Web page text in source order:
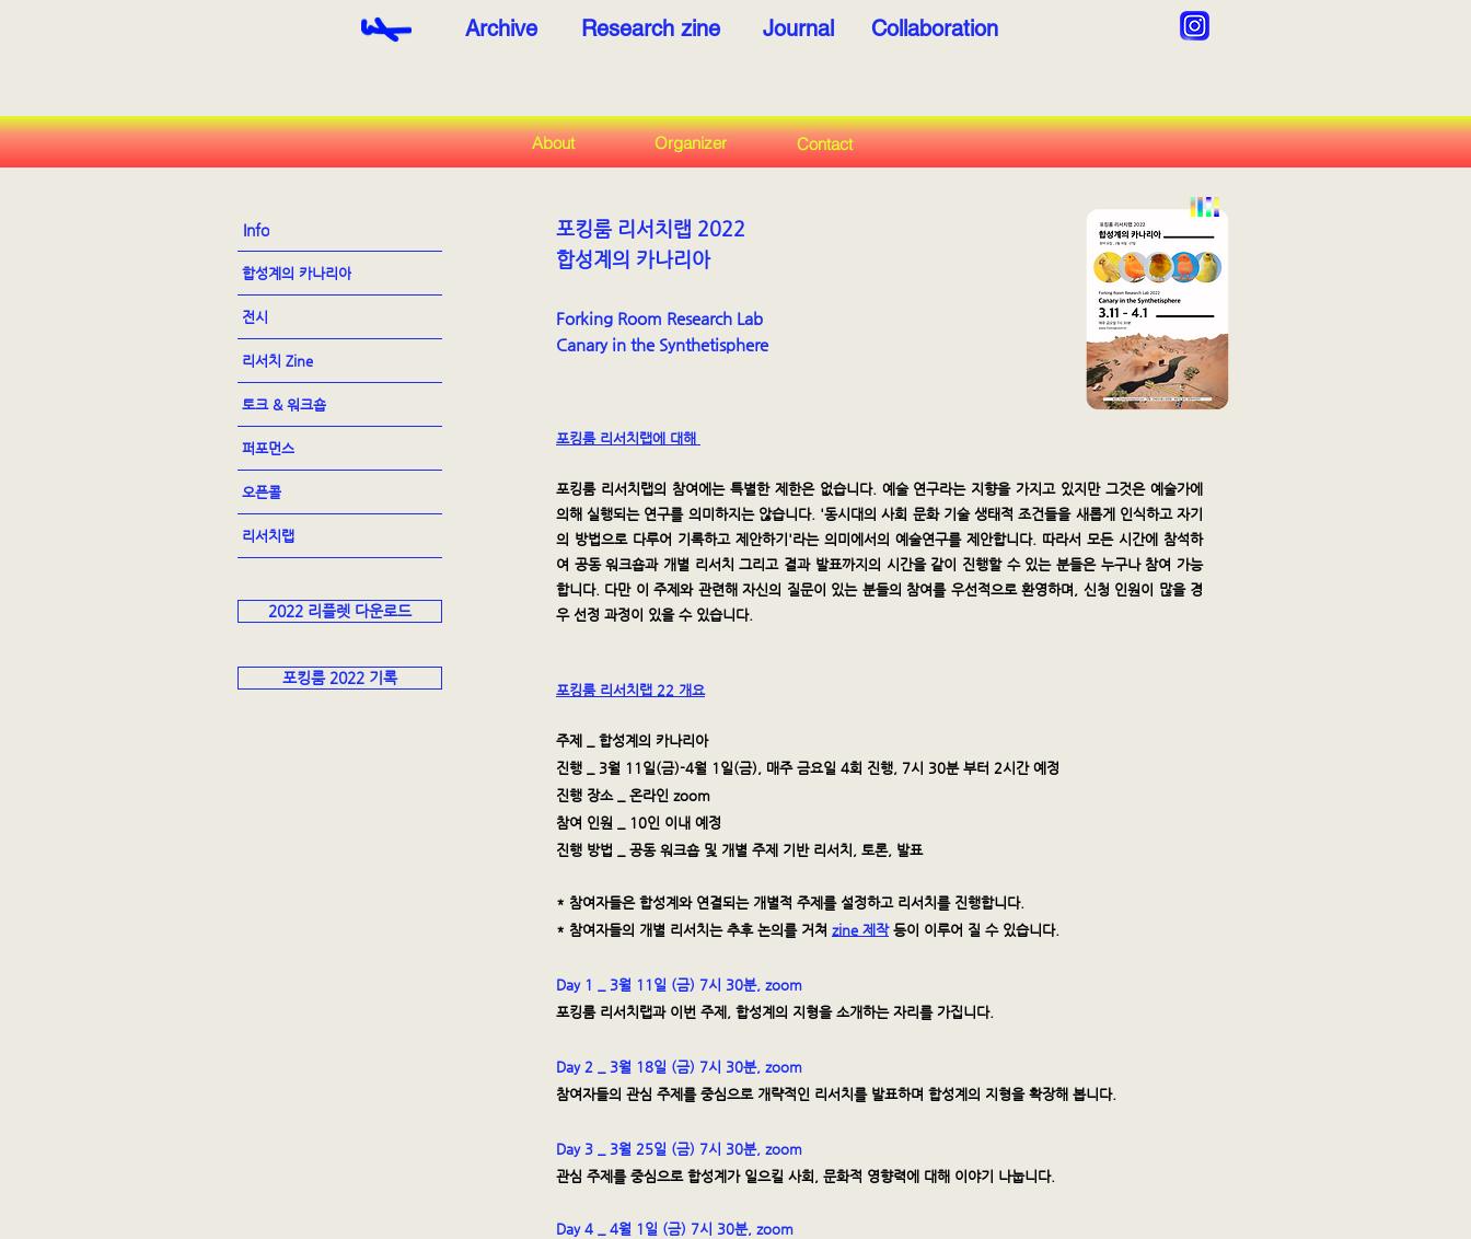
Archive Research zine Journal Collaboration
About Organizer Contact
​포킹룸 리서치랩 2022
합성계의 카나리아
Forking Room Research Lab
Canary in the Synthetisphere
​포킹룸 리서치랩에 대해
포킹룸 리서치랩의 참여에는 특별한 제한은 없습니다. 예술 연구라는 지향을 가지고 있지만 그것은 예술가에
의해 실행되는 연구를 의미하지는 않습니다. '동시대의 사회 문화 기술 생태적 조건들을 새롭게 인식하고 자기
의 방법으로 다루어 기록하고 제안하기'라는 의미에서의 예술연구를 제안합니다. 따라서 모든 시간에 참석하
여 공동 워크숍과 개별 리서치 그리고 결과 발표까지의 시간을 같이 진행할 수 있는 분들은 누구나 참여 가능
합니다. 다만 이 주제와 관련해 자신의 질문이 있는 분들의 참여를 우선적으로 환영하며, 신청 인원이 많을 경
우 선정 과정이 있을 수 있습니다.
포킹룸 리서치랩 22 개요
주제 _ 합성계의 카나리아
진행 _ 3월 11일(금)-4월 1일(금), 매주 금요일 4회 진행, 7시 30분 부터 2시간 예정
진행 장소 _ 온라인 zoom
참여 인원 _ 10인 이내 예정
진행 방법 _ 공동 워크숍 및 개별 주제 기반 리서치, 토론, 발표
* 참여자들은 합성계와 연결되는 개별적 주제를 설정하고 리서치를 진행합니다.
* 참여자들의 개별 리서치는 추후 논의를 거쳐 zine 제작등이 이루어 질 수 있습니다.
Day 1 _ 3월 11일 (금) 7시 30분, zoom
포킹룸 리서치랩과 이번 주제, 합성계의 지형을 소개하는 자리를 가집니다.
Day 2 _ 3월 18일 (금) 7시 30분, zoom
참여자들의 관심 주제를 중심으로 개략적인 리서치를 발표하며 합성계의 지형을 확장해 봅니다.
Day 3 _ 3월 25일 (금) 7시 30분, zoom
관심 주제를 중심으로 합성계가 일으킬 사회, 문화적 영향력에 대해 이야기 나눕니다.
Day 4 _ 4월 1일 (금) 7시 30분, zoom
Info
합성계의 카나리아
전시
리서치 Zine
토크 & 워크숍
퍼포먼스
오픈콜
리서치랩
2022 리플렛 다운로드
포킹룸 2022 기록